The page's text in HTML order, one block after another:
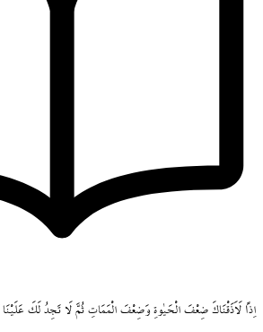
اِذاً لَاَذَقْنَاكَ ضِعْفَ الْحَيٰوةِ وَضِعْفَ الْمَمَاتِ ثُمَّ لَا تَجِدُ لَكَ عَلَيْنَا